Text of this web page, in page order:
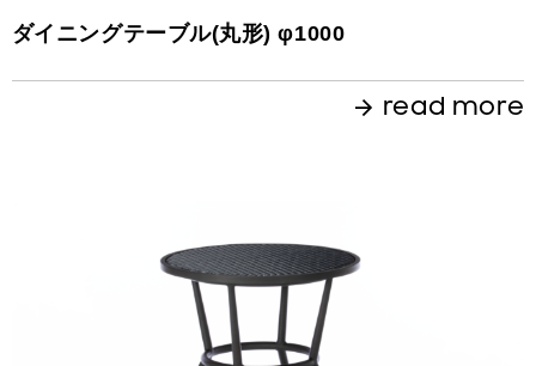
ダイニングテーブル(丸形) φ1000
read more